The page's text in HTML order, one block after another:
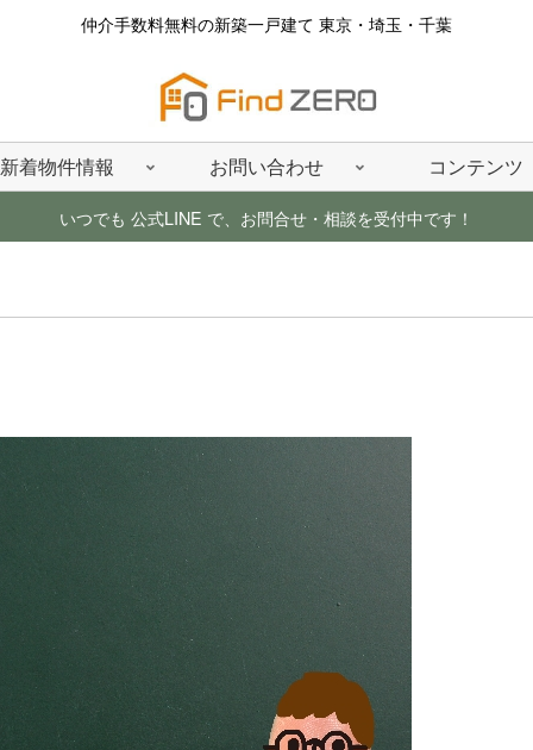
仲介手数料無料の新築一戸建て 東京・埼玉・千葉
新着物件情報 お問い合わせ コンテンツ
いつでも 公式LINE で、お問合せ・相談を受付中です！